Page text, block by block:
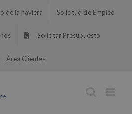
de la naviera Solicitud de Empleo
Solicitar Presupuesto
Área Clientes